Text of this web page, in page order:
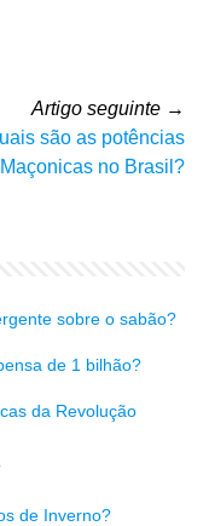
Artigo seguinte →
são as potências
Maçonicas no Brasil?
sobre o sabão?
de 1 bilhão?
da Revolução
de Inverno?